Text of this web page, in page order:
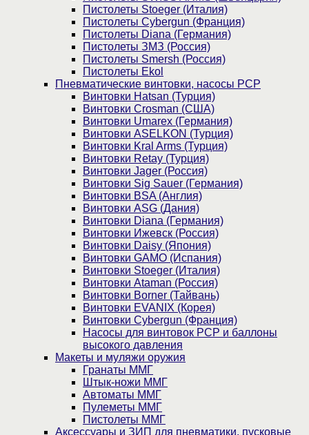
Пистолеты Stoeger (Италия)
Пистолеты Cybergun (Франция)
Пистолеты Diana (Германия)
Пистолеты ЗМЗ (Россия)
Пистолеты Smersh (Россия)
Пистолеты Ekol
Пневматические винтовки, насосы PCP
Винтовки Hatsan (Турция)
Винтовки Crosman (США)
Винтовки Umarex (Германия)
Винтовки ASELKON (Турция)
Винтовки Kral Arms (Турция)
Винтовки Retay (Турция)
Винтовки Jager (Россия)
Винтовки Sig Sauer (Германия)
Винтовки BSA (Англия)
Винтовки ASG (Дания)
Винтовки Diana (Германия)
Винтовки Ижевск (Россия)
Винтовки Daisy (Япония)
Винтовки GAMO (Испания)
Винтовки Stoeger (Италия)
Винтовки Ataman (Россия)
Винтовки Borner (Тайвань)
Винтовки EVANIX (Корея)
Винтовки Cybergun (Франция)
Насосы для винтовок PCP и баллоны
высокого давления
Макеты и муляжи оружия
Гранаты ММГ
Штык-ножи ММГ
Автоматы ММГ
Пулеметы ММГ
Пистолеты ММГ
Аксессуары и ЗИП для пневматики, пусковые